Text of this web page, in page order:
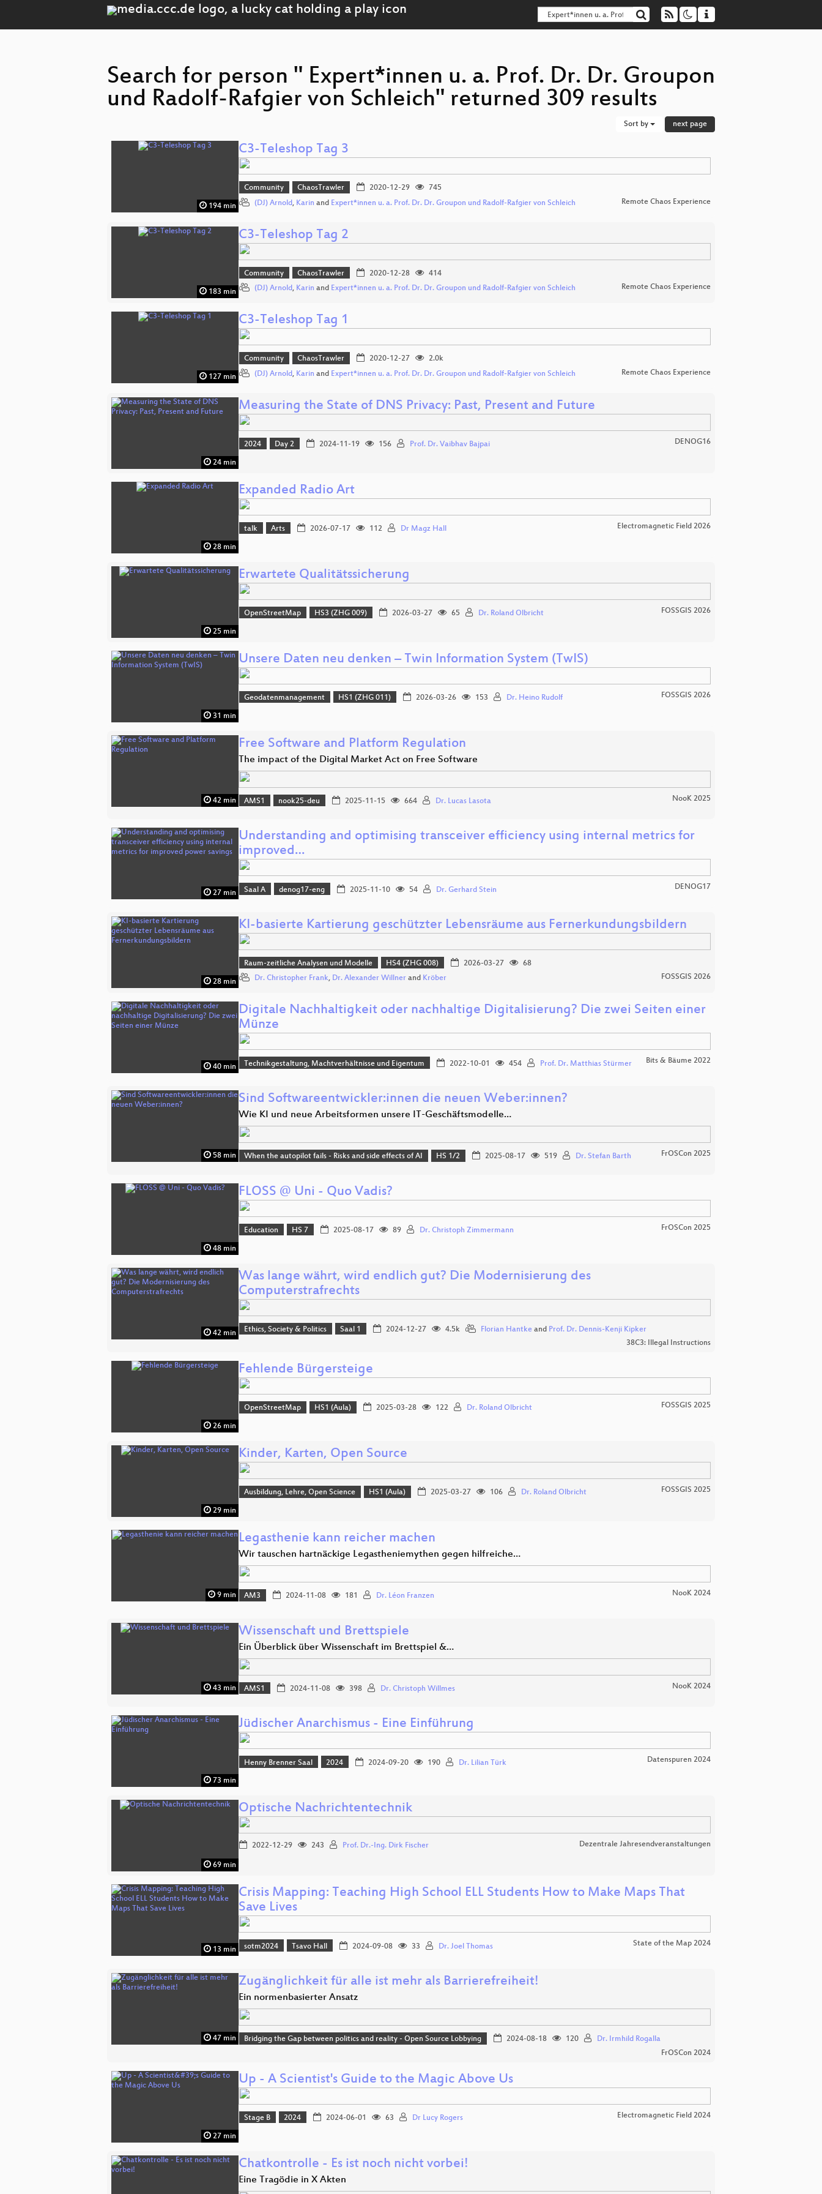
Search for person " Expert*innen u. a. Prof. Dr. Dr. Groupon
und Radolf-Rafgier von Schleich" returned 309 results
Sort by next page
194 min
C3-Teleshop Tag 3
Community ChaosTrawler 2020-12-29
745
(DJ) Arnold, Karin and Expert*innen u. a. Prof. Dr. Dr. Groupon und Radolf-Rafgier von Schleich Remote Chaos Experience
183 min
C3-Teleshop Tag 2
Community ChaosTrawler 2020-12-28
414
(DJ) Arnold, Karin and Expert*innen u. a. Prof. Dr. Dr. Groupon und Radolf-Rafgier von Schleich Remote Chaos Experience
127 min
C3-Teleshop Tag 1
Community ChaosTrawler 2020-12-27
2.0k
(DJ) Arnold, Karin and Expert*innen u. a. Prof. Dr. Dr. Groupon und Radolf-Rafgier von Schleich Remote Chaos Experience
24 min
Measuring the State of DNS Privacy: Past, Present and Future
2024 Day 2 2024-11-19 156 Prof. Dr. Vaibhav Bajpai DENOG16
28 min
Expanded Radio Art
talk Arts 2026-07-17 112 Dr Magz Hall Electromagnetic Field 2026
25 min
Erwartete Qualitätssicherung
OpenStreetMap HS3 (ZHG 009) 2026-03-27 65 Dr. Roland Olbricht FOSSGIS 2026
31 min
Unsere Daten neu denken – Twin Information System (TwIS)
Geodatenmanagement HS1 (ZHG 011) 2026-03-26 153 Dr. Heino Rudolf FOSSGIS 2026
42 min
Free Software and Platform Regulation
The impact of the Digital Market Act on Free Software
AMS1 nook25-deu 2025-11-15 664 Dr. Lucas Lasota NooK 2025
27 min
Understanding and optimising transceiver efficiency using internal metrics for
improved…
Saal A denog17-eng 2025-11-10 54 Dr. Gerhard Stein DENOG17
28 min
KI-basierte Kartierung geschützter Lebensräume aus Fernerkundungsbildern
Raum-zeitliche Analysen und Modelle HS4 (ZHG 008) 2026-03-27
68
Dr. Christopher Frank, Dr. Alexander Willner and Kröber FOSSGIS 2026
40 min
Digitale Nachhaltigkeit oder nachhaltige Digitalisierung? Die zwei Seiten einer
Münze
Technikgestaltung, Machtverhältnisse und Eigentum 2022-10-01 454 Prof. Dr. Matthias Stürmer Bits & Bäume 2022
58 min
Sind Softwareentwickler:innen die neuen Weber:innen?
Wie KI und neue Arbeitsformen unsere IT-Geschäftsmodelle…
When the autopilot fails - Risks and side effects of AI HS 1/2 2025-08-17 519 Dr. Stefan Barth FrOSCon 2025
48 min
FLOSS @ Uni - Quo Vadis?
Education HS 7 2025-08-17 89 Dr. Christoph Zimmermann FrOSCon 2025
42 min
Was lange währt, wird endlich gut? Die Modernisierung des
Computerstrafrechts
Ethics, Society & Politics Saal 1 2024-12-27 4.5k Florian Hantkeand Prof. Dr. Dennis-Kenji Kipker
38C3: Illegal Instructions
26 min
Fehlende Bürgersteige
OpenStreetMap HS1 (Aula) 2025-03-28 122 Dr. Roland Olbricht FOSSGIS 2025
29 min
Kinder, Karten, Open Source
Ausbildung, Lehre, Open Science HS1 (Aula) 2025-03-27 106 Dr. Roland Olbricht FOSSGIS 2025
9 min
Legasthenie kann reicher machen
Wir tauschen hartnäckige Legastheniemythen gegen hilfreiche…
AM3 2024-11-08 181 Dr. Léon Franzen NooK 2024
43 min
Wissenschaft und Brettspiele
Ein Überblick über Wissenschaft im Brettspiel &…
AMS1 2024-11-08 398 Dr. Christoph Willmes NooK 2024
73 min
Jüdischer Anarchismus - Eine Einführung
Henny Brenner Saal 2024 2024-09-20 190 Dr. Lilian Türk Datenspuren 2024
69 min
Optische Nachrichtentechnik
2022-12-29 243 Prof. Dr.-Ing. Dirk Fischer Dezentrale Jahresendveranstaltungen
13 min
Crisis Mapping: Teaching High School ELL Students How to Make Maps That
Save Lives
sotm2024 Tsavo Hall 2024-09-08 33 Dr. Joel Thomas State of the Map 2024
47 min
Zugänglichkeit für alle ist mehr als Barrierefreiheit!
Ein normenbasierter Ansatz
Bridging the Gap between politics and reality - Open Source Lobbying 2024-08-18 120
Dr. Irmhild Rogalla
FrOSCon 2024
27 min
Up - A Scientist's Guide to the Magic Above Us
Stage B 2024 2024-06-01 63 Dr Lucy Rogers Electromagnetic Field 2024
Chatkontrolle - Es ist noch nicht vorbei!
Eine Tragödie in X Akten